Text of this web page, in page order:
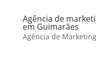
Agência de
em Guimarães
Agência de